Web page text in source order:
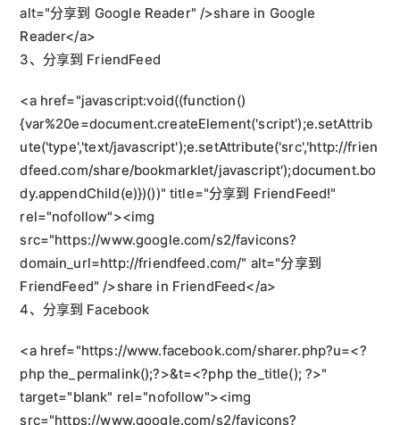
alt="分享到 Google Reader" />share in Google
Reader</a>
3、分享到 FriendFeed
<a href="javascript:void((function()
{var%20e=document.createElement('script');e.setAttrib
ute('type','text/javascript');e.setAttribute('src','http://frien
dfeed.com/share/bookmarklet/javascript');document.bo
dy.appendChild(e)})())" title="分享到 FriendFeed!"
rel="nofollow"><img
src="https://www.google.com/s2/favicons?
domain_url=http://friendfeed.com/" alt="分享到
FriendFeed" />share in FriendFeed</a>
4、分享到 Facebook
<a href="https://www.facebook.com/sharer.php?u=<?
php the_permalink();?>&t=<?php the_title(); ?>"
target="blank" rel="nofollow"><img
src="https://www.google.com/s2/favicons?